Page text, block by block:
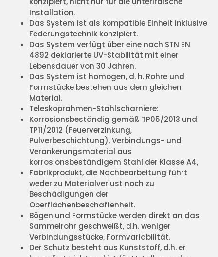
Installation.
Das System ist als kompatible Einheit inklusive
Federungstechnik konzipiert.
Das System verfügt über eine nach STN EN
4892 deklarierte UV-Stabilität mit einer
Lebensdauer von 30 Jahren.
Das System ist homogen, d. h. Rohre und
Formstücke bestehen aus dem gleichen
Material.
Teleskoprahmen-Stahlscharniere:
Korrosionsbeständig gemäß TP05/2013 und
TP11/2012 (Feuerverzinkung,
Pulverbeschichtung), Verbindungs- und
Verankerungsmaterial aus
korrosionsbeständigem Stahl der Klasse A4,
Fabrikprodukt, die Nachbearbeitung führt
weder zu Materialverlust noch zu
Beschädigungen der
Oberflächenbeschaffenheit.
Bögen und Formstücke werden direkt an das
Sammelrohr geschweißt, d.h. weniger
Verbindungsstücke, Formvariabilität.
Der Schutz besteht aus Kunststoff, d.h. er